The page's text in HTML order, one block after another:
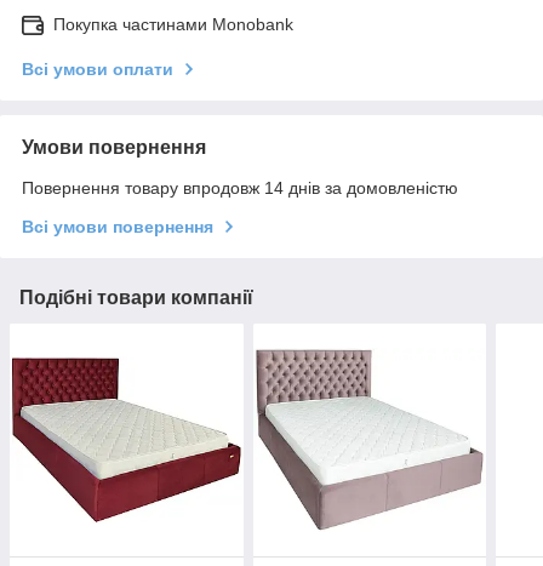
Покупка частинами Monobank
Всі умови оплати
Умови повернення
Повернення товару впродовж 14 днів за домовленістю
Всі умови повернення
Подібні товари компанії